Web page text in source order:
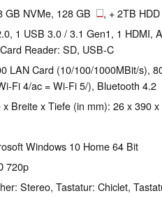
GB NVMe, 128 GB , + 2TB HDD
1 USB 3.0 / 3.1 Gen1, 1 HDMI,
Reader: SD, USB-C
LAN Card (10/100/1000MBit/s),
Fi 4/ac = Wi-Fi 5/), Bluetooth 4.2
x Breite x Tiefe (in mm): 26 x 390
Windows 10 Home 64 Bit
720p
Stereo, Tastatur: Chiclet,